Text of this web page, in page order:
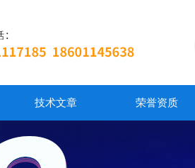
技术文章 荣誉资质